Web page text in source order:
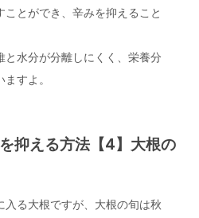
とができ、辛みを抑えること
と水分が分離しにくく、栄養分
すよ。
抑える方法【4】大根の
る大根ですが、大根の旬は秋